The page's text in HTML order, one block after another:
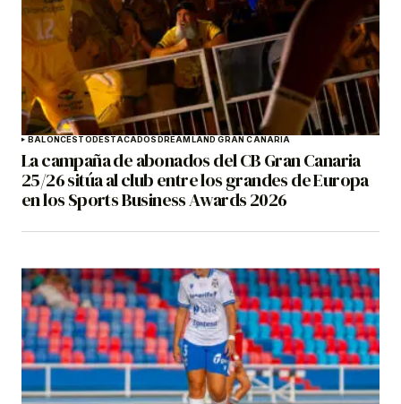
BALONCESTO DESTACADOS DREAMLAND GRAN CANARIA
La campaña de abonados del CB Gran Canaria
25/26 sitúa al club entre los grandes de Europa
en los Sports Business Awards 2026